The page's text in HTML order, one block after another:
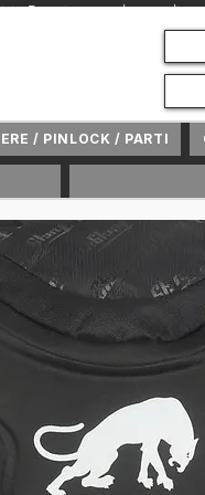
Premium e veloce
/ PINLOCK / PARTI